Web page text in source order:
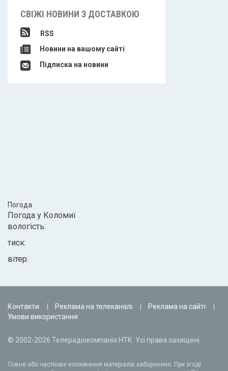
СВІЖІ НОВИНИ З ДОСТАВКОЮ
RSS
Новини на вашому сайті
Підписка на новини
Погода
Погода у Коломиї
вологість:
тиск:
вітер:
Контакти Реклама на телеканалі
Реклама на сайті
Умови використання
© 2002-2026 Телерадіокомпанія НТК. Усі права захищені.
Повне або часткове копіювання матеріалів заборонено. При згоді